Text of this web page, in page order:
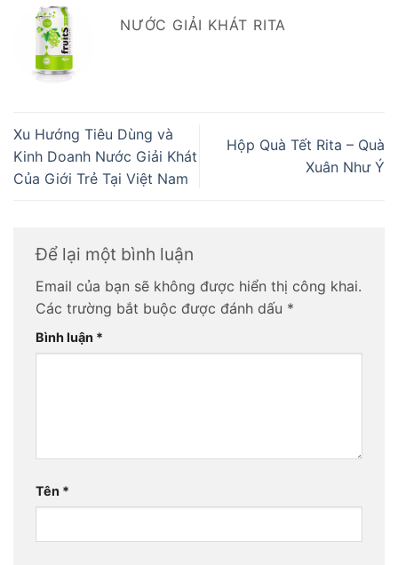
NƯỚC GIẢI KHÁT RITA
Xu Hướng Tiêu Dùng và
Kinh Doanh Nước Giải Khát
Của Giới Trẻ Tại Việt Nam
Hộp Quà Tết Rita – Quà
Xuân Như Ý
Để lại một bình luận
Email của bạn sẽ không được hiển thị công khai.
Các trường bắt buộc được đánh dấu *
Bình luận *
Tên *